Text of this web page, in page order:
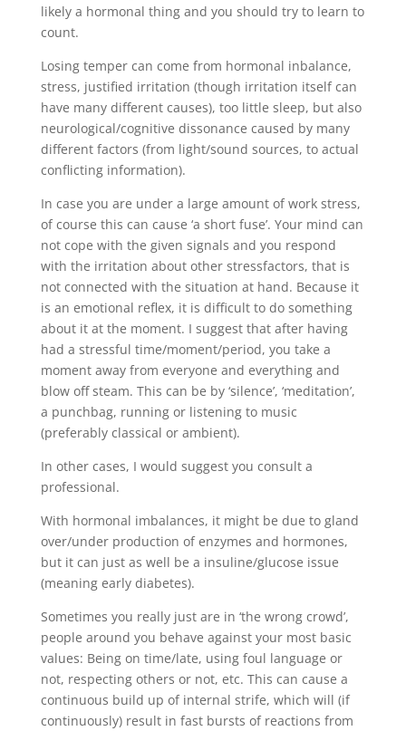
likely a hormonal thing and you should try to learn to
count.
Losing temper can come from hormonal inbalance,
stress, justified irritation (though irritation itself can
have many different causes), too little sleep, but also
neurological/cognitive dissonance caused by many
different factors (from light/sound sources, to actual
conflicting information).
In case you are under a large amount of work stress,
of course this can cause ‘a short fuse’. Your mind can
not cope with the given signals and you respond
with the irritation about other stressfactors, that is
not connected with the situation at hand. Because it
is an emotional reflex, it is difficult to do something
about it at the moment. I suggest that after having
had a stressful time/moment/period, you take a
moment away from everyone and everything and
blow off steam. This can be by ‘silence’, ‘meditation’,
a punchbag, running or listening to music
(preferably classical or ambient).
In other cases, I would suggest you consult a
professional.
With hormonal imbalances, it might be due to gland
over/under production of enzymes and hormones,
but it can just as well be a insuline/glucose issue
(meaning early diabetes).
Sometimes you really just are in ‘the wrong crowd’,
people around you behave against your most basic
values: Being on time/late, using foul language or
not, respecting others or not, etc. This can cause a
continuous build up of internal strife, which will (if
continuously) result in fast bursts of reactions from